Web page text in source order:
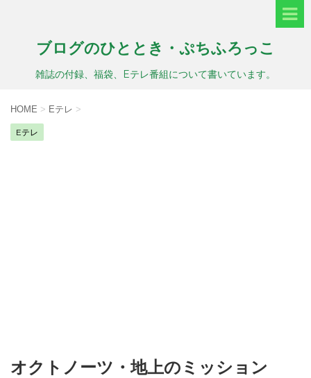
ブログのひととき・ぷちふろっこ
雑誌の付録、福袋、Eテレ番組について書いています。
HOME > Eテレ >
Eテレ
オクトノーツ・地上のミッション